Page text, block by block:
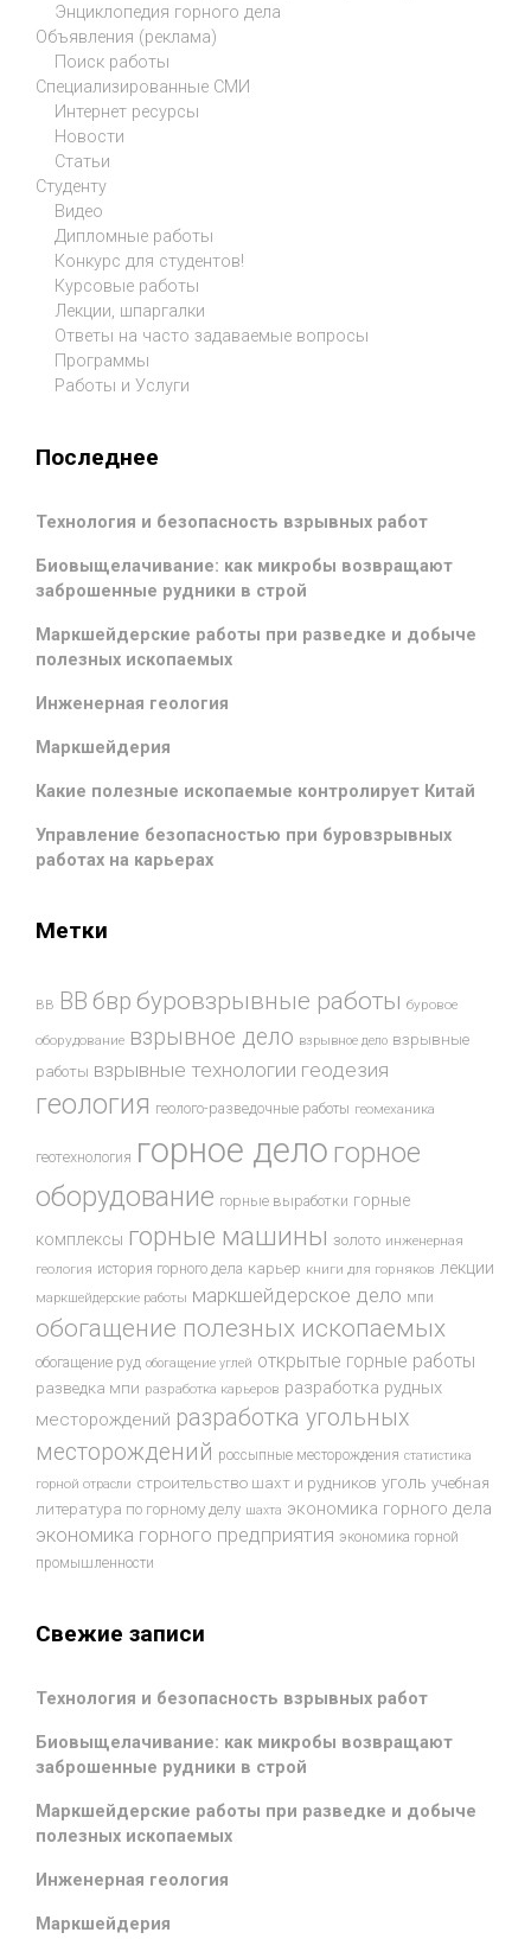
Энциклопедия горного дела
Объявления (реклама)
Поиск работы
Специализированные СМИ
Интернет ресурсы
Новости
Статьи
Студенту
Видео
Дипломные работы
Конкурс для студентов!
Курсовые работы
Лекции, шпаргалки
Ответы на часто задаваемые вопросы
Программы
Работы и Услуги
Последнее
Технология и безопасность взрывных работ
Биовыщелачивание: как микробы возвращают
заброшенные рудники в строй
Маркшейдерские работы при разведке и добыче
полезных ископаемых
Инженерная геология
Маркшейдерия
Какие полезные ископаемые контролирует Китай
Управление безопасностью при буровзрывных
работах на карьерах
Метки
ВВ ВВ бвр буровзрывные работы буровое
оборудование взрывное дело взрывное дело взрывные
работы взрывные технологии геодезия
геология геолого-разведочные работы геомеханика
геотехнология горное дело горное
оборудование горные выработки горные
комплексы горные машины золото инженерная
геология история горного дела карьер книги для горняков лекции
маркшейдерские работы маркшейдерское дело мпи
обогащение полезных ископаемых
обогащение руд обогащение углей открытые горные работы
разведка мпи разработка карьеров разработка рудных
месторождений разработка угольных
месторождений россыпные месторождения статистика
горной отрасли строительство шахт и рудников уголь учебная
литература по горному делу шахта экономика горного дела
экономика горного предприятия экономика горной
промышленности
Свежие записи
Технология и безопасность взрывных работ
Биовыщелачивание: как микробы возвращают
заброшенные рудники в строй
Маркшейдерские работы при разведке и добыче
полезных ископаемых
Инженерная геология
Маркшейдерия